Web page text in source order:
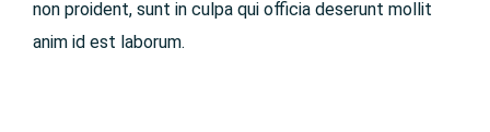
non proident, sunt in culpa qui officia deserunt mollit
anim id est laborum.